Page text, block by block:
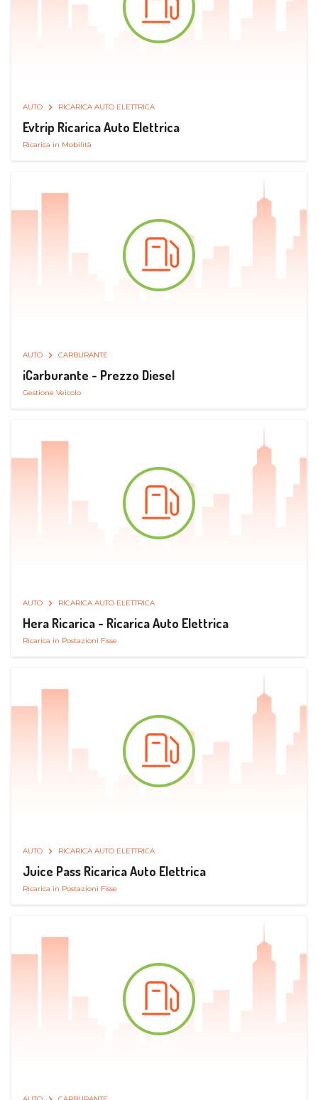
AUTO RICARICA AUTO ELETTRICA
Evtrip Ricarica Auto Elettrica
Ricarica in Mobilità
AUTO CARBURANTE
iCarburante - Prezzo Diesel
Gestione Veicolo
AUTO RICARICA AUTO ELETTRICA
Hera Ricarica - Ricarica Auto Elettrica
Ricarica in Postazioni Fisse
AUTO RICARICA AUTO ELETTRICA
Juice Pass Ricarica Auto Elettrica
Ricarica in Postazioni Fisse